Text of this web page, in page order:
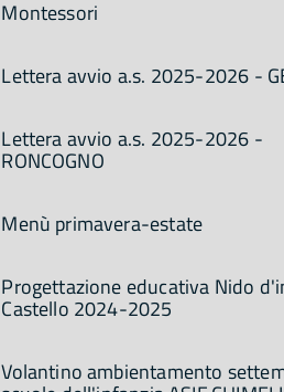
Montessori
Lettera avvio a.s. 2025-2026 -
Lettera avvio a.s. 2025-2026 -
RONCOGNO
Menù primavera-estate
Progettazione educativa Nido
Castello 2024-2025
Volantino ambientamento